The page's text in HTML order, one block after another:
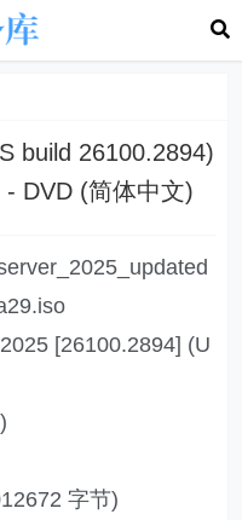
build 26100.2894)
DVD (简体中文)
[26100.2894] (U
字节)